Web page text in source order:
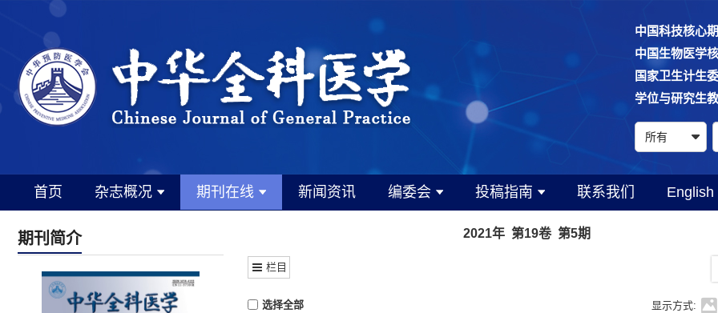
中国科技核心
中国生物医学
国家卫生计生
学位与研究生
首页 杂志概况 期刊在线 新闻资讯 编委会 投稿指南 联系我们 English
期刊简介 2021年 第19卷 第5期
栏目
选择全部 显示方式: